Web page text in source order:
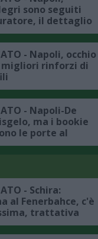
sono seguiti
il dettaglio
- Napoli, occhio
migliori rinforzi di
- Napoli-De
ma i bookie
le porte al
- Schira:
al Fenerbahce, c'è
trattativa
turco e il Napoli"